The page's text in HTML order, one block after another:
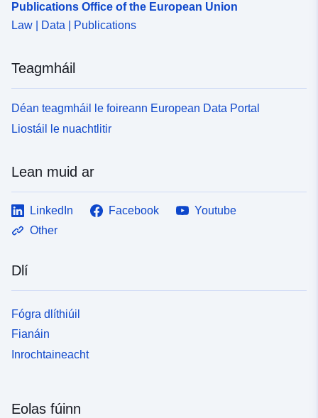
Publications Office of the European Union
Law | Data | Publications
Teagmháil
Déan teagmháil le foireann European Data Portal
Liostáil le nuachtlitir
Lean muid ar
LinkedIn Facebook
Youtube
Other
Dlí
Fógra dlíthiúil
Fianáin
Inrochtaineacht
Eolas fúinn